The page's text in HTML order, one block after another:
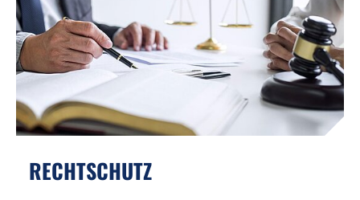
RECHTSCHUTZ